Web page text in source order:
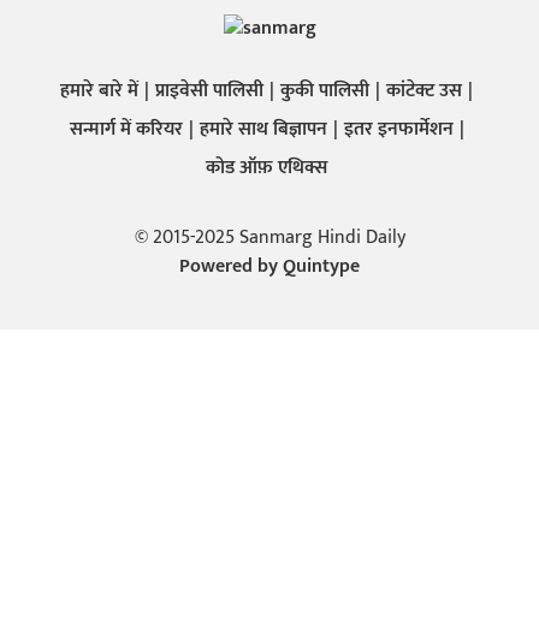
हमारे बारे में प्राइवेसी पालिसी कुकी पालिसी कांटेक्ट उस
सन्मार्ग में करियर हमारे साथ बिज्ञापन इतर इनफार्मेशन
कोड ऑफ़ एथिक्स
© 2015-2025 Sanmarg Hindi Daily
Powered byQuintype